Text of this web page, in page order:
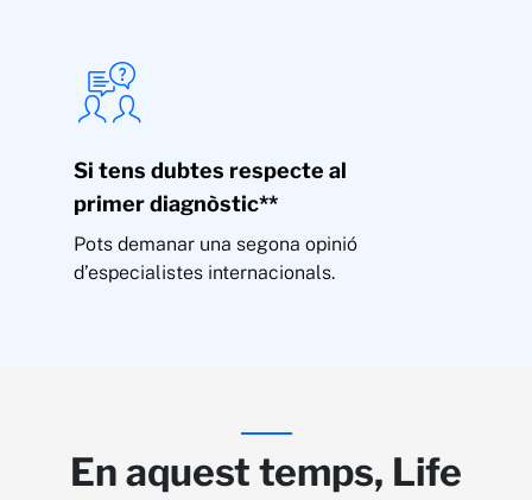
Si tens dubtes respecte al
primer diagnòstic**
Pots demanar una segona opinió
d’especialistes internacionals.
En aquest temps, Life